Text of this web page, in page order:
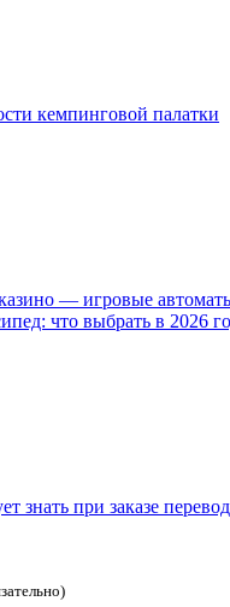
кемпинговой палатки
— игровые
знать при заказе